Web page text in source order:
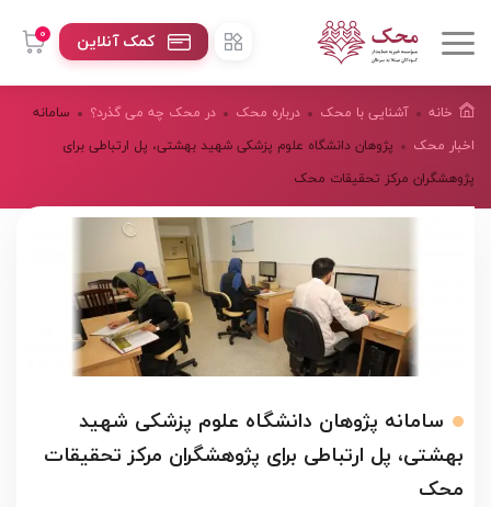
0 کمک آنلاین
خانه آشنایی با محک درباره محک
در محک چه می گذرد؟
اخبار محک
سامانه
پژوهان دانشگاه علوم پزشکی شهید بهشتی، پل ارتباطی برای
پژوهشگران مرکز تحقیقات محک
سامانه پژوهان دانشگاه علوم پزشکی شهید
بهشتی، پل ارتباطی برای پژوهشگران مرکز تحقیقات
محک